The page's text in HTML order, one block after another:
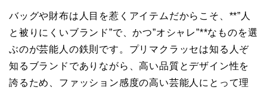
バッグや財布は人目を惹くアイテムだからこそ、**”人
と被りにくいブランド”で、かつ”オシャレ”**なものを選
ぶのが芸能人の鉄則です。プリマクラッセは知る人ぞ
知るブランドでありながら、高い品質とデザイン性を
誇るため、ファッション感度の高い芸能人にとって理